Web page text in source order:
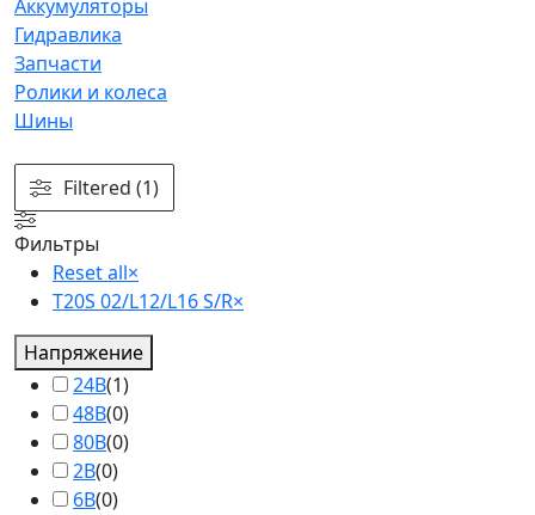
Аккумуляторы
Гидравлика
Запчасти
Ролики и колеса
Шины
Filtered (1)
Фильтры
Reset all×
T20S 02/L12/L16 S/R×
Напряжение
24В(1)
48В(0)
80В(0)
2В(0)
6В(0)